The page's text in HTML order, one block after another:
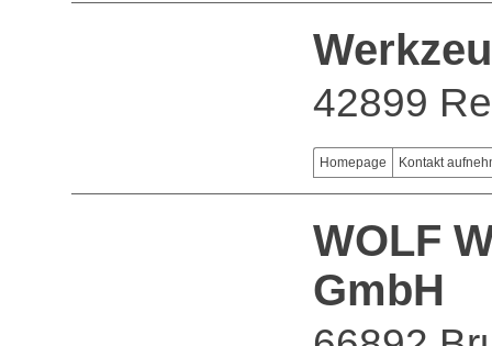
42899
Homepage Kontakt
WOLF
GmbH